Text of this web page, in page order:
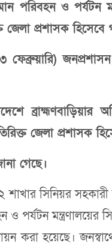
পরিবহন ও পর্যটন
প্রশাসক হিসেবে
ফেব্রুয়ারি)
জেলা প্রশাসক
গেছে।
শাখার সিনিয়র
ও পর্যটন
করা হয়েছে।